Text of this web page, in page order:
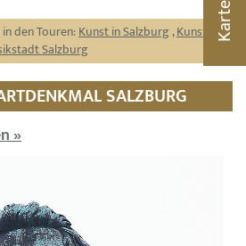
den Touren:Kunst in Salzburg ,Kunst &
Salzburg
SALZBURG
»
Karte